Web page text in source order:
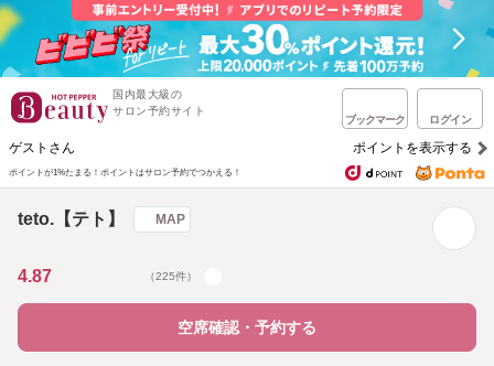
国内最大級の
サロン予約サイト
ブックマーク ログイン
ゲストさん ポイントを表示する
ポイントが1%たまる！ ポイントはサロン予約でつかえる！
teto.【テト】 MAP
4.87 （225件）
空席確認・予約する